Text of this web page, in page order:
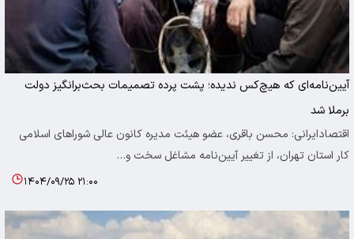
آیین‌نامه‌ای که هیچ‌کس ندیده؛ پشت پرده تصمیمات بحث‌برانگیز دولت
برملا شد
اقتصادایرانی: محسن باقری، عضو هیئت مدیره کانون عالی شوراهای اسلامی
کار استان تهران، از تغییر آیین‌نامه مشاغل سخت و…
۱۴۰۴/۰۹/۲۵ ۲۱:۰۰